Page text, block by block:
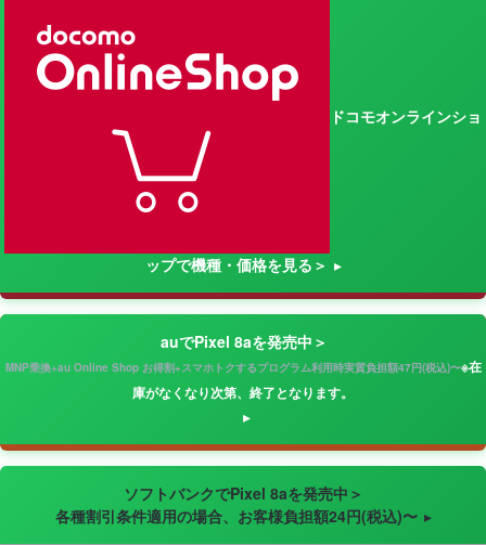
ドコモオンラインショ
ップで機種・価格を見る＞
auでPixel 8aを発売中＞
MNP乗換+au Online Shop お得割+スマホトクするプログラム利用時実質負担額47円(税込)〜※在
庫がなくなり次第、終了となります。
ソフトバンクでPixel 8aを発売中＞
各種割引条件適用の場合、お客様負担額24円(税込)〜